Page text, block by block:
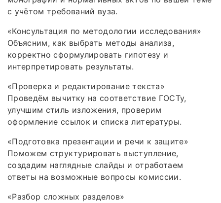
с учётом требований вуза.
«Консультация по методологии исследования»
Объясним, как выбрать методы анализа,
корректно сформулировать гипотезу и
интерпретировать результаты.
«Проверка и редактирование текста»
Проведём вычитку на соответствие ГОСТу,
улучшим стиль изложения, проверим
оформление ссылок и списка литературы.
«Подготовка презентации и речи к защите»
Поможем структурировать выступление,
создадим наглядные слайды и отработаем
ответы на возможные вопросы комиссии.
«Разбор сложных разделов»